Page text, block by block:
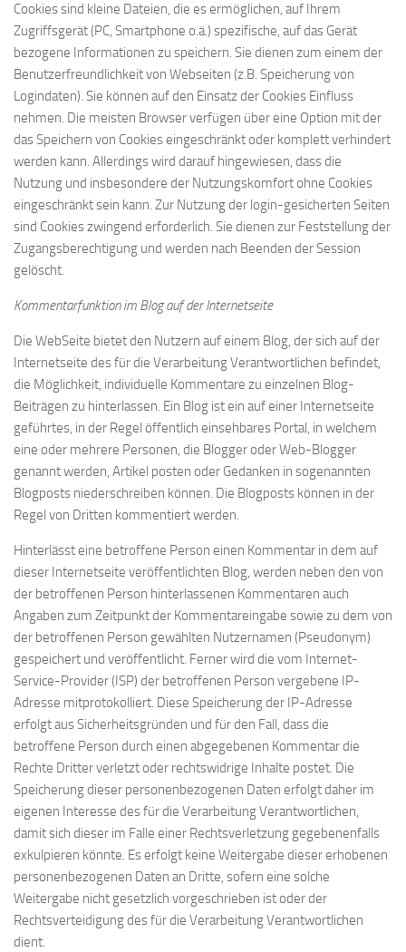
Cookies sind kleine Dateien, die es ermöglichen, auf Ihrem
Zugriffsgerät (PC, Smartphone o.ä.) spezifische, auf das Gerät
bezogene Informationen zu speichern. Sie dienen zum einem der
Benutzerfreundlichkeit von Webseiten (z.B. Speicherung von
Logindaten). Sie können auf den Einsatz der Cookies Einfluss
nehmen. Die meisten Browser verfügen über eine Option mit der
das Speichern von Cookies eingeschränkt oder komplett verhindert
werden kann. Allerdings wird darauf hingewiesen, dass die
Nutzung und insbesondere der Nutzungskomfort ohne Cookies
eingeschränkt sein kann. Zur Nutzung der login-gesicherten Seiten
sind Cookies zwingend erforderlich. Sie dienen zur Feststellung der
Zugangsberechtigung und werden nach Beenden der Session
gelöscht.
Kommentarfunktion im Blog auf der Internetseite
Die WebSeite bietet den Nutzern auf einem Blog, der sich auf der
Internetseite des für die Verarbeitung Verantwortlichen befindet,
die Möglichkeit, individuelle Kommentare zu einzelnen Blog-
Beiträgen zu hinterlassen. Ein Blog ist ein auf einer Internetseite
geführtes, in der Regel öffentlich einsehbares Portal, in welchem
eine oder mehrere Personen, die Blogger oder Web-Blogger
genannt werden, Artikel posten oder Gedanken in sogenannten
Blogposts niederschreiben können. Die Blogposts können in der
Regel von Dritten kommentiert werden.
Hinterlässt eine betroffene Person einen Kommentar in dem auf
dieser Internetseite veröffentlichten Blog, werden neben den von
der betroffenen Person hinterlassenen Kommentaren auch
Angaben zum Zeitpunkt der Kommentareingabe sowie zu dem von
der betroffenen Person gewählten Nutzernamen (Pseudonym)
gespeichert und veröffentlicht. Ferner wird die vom Internet-
Service-Provider (ISP) der betroffenen Person vergebene IP-
Adresse mitprotokolliert. Diese Speicherung der IP-Adresse
erfolgt aus Sicherheitsgründen und für den Fall, dass die
betroffene Person durch einen abgegebenen Kommentar die
Rechte Dritter verletzt oder rechtswidrige Inhalte postet. Die
Speicherung dieser personenbezogenen Daten erfolgt daher im
eigenen Interesse des für die Verarbeitung Verantwortlichen,
damit sich dieser im Falle einer Rechtsverletzung gegebenenfalls
exkulpieren könnte. Es erfolgt keine Weitergabe dieser erhobenen
personenbezogenen Daten an Dritte, sofern eine solche
Weitergabe nicht gesetzlich vorgeschrieben ist oder der
Rechtsverteidigung des für die Verarbeitung Verantwortlichen
dient.